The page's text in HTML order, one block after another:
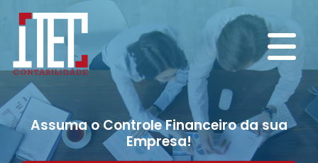
Assuma o Controle Financeiro da sua
Empresa!